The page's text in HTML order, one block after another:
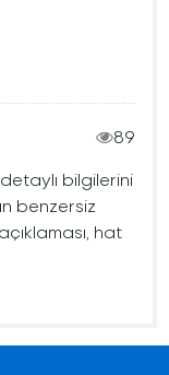
89
bilgilerini
benzersiz
hat